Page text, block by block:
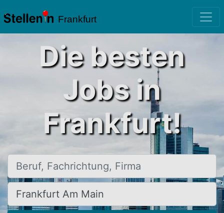
Frankfurt
Die besten
Jobs in
Frankfurt!
Beruf, Fachrichtung, Firma
Ort, Stadt